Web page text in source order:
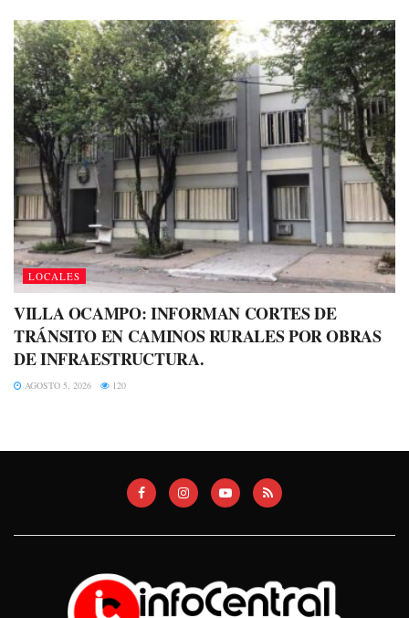
LOCALES
VILLA OCAMPO: INFORMAN CORTES DE
TRÁNSITO EN CAMINOS RURALES POR OBRAS
DE INFRAESTRUCTURA.
AGOSTO 5, 2026 120